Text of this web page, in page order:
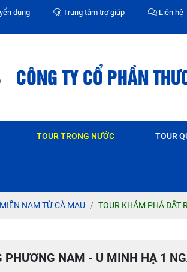
dụng Trung tâm trợ giúp Liên hệ
CÔNG TY CỔ PHẦN
TOUR TRONG NƯỚC TOUR
NAM TỪ CÀ MAU TOUR KHÁM PHÁ ĐẤT
NAM - U MINH HẠ 1